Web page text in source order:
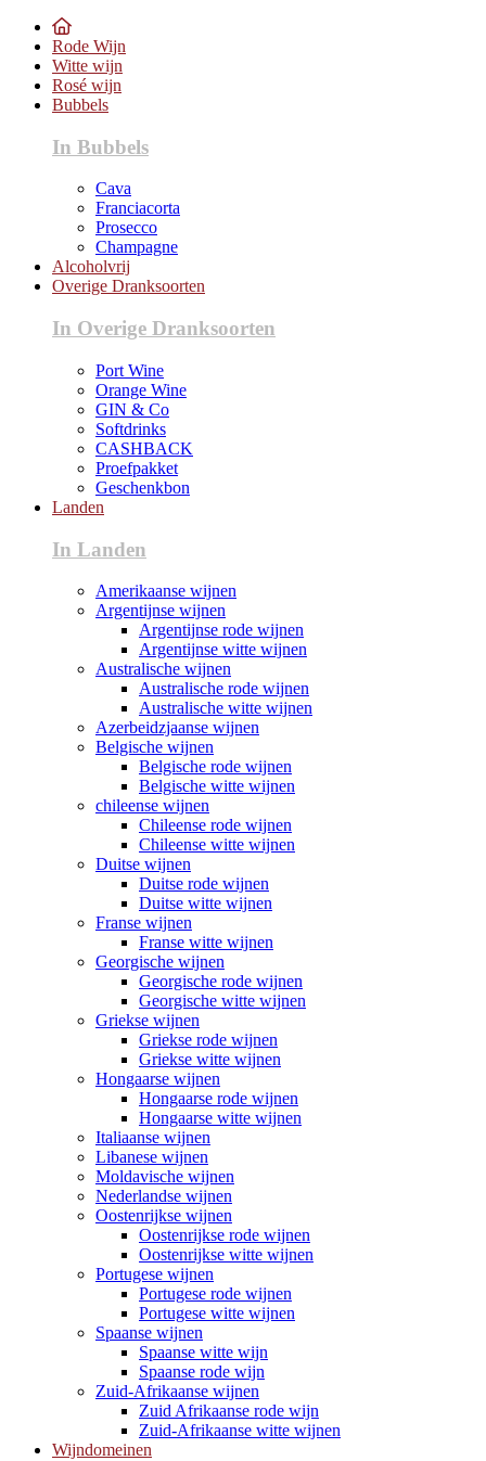
Rode Wijn
Witte wijn
Rosé wijn
Bubbels
In Bubbels
Cava
Franciacorta
Prosecco
Champagne
Alcoholvrij
Overige Dranksoorten
In Overige Dranksoorten
Port Wine
Orange Wine
GIN & Co
Softdrinks
CASHBACK
Proefpakket
Geschenkbon
Landen
In Landen
Amerikaanse wijnen
Argentijnse wijnen
Argentijnse rode wijnen
Argentijnse witte wijnen
Australische wijnen
Australische rode wijnen
Australische witte wijnen
Azerbeidzjaanse wijnen
Belgische wijnen
Belgische rode wijnen
Belgische witte wijnen
chileense wijnen
Chileense rode wijnen
Chileense witte wijnen
Duitse wijnen
Duitse rode wijnen
Duitse witte wijnen
Franse wijnen
Franse witte wijnen
Georgische wijnen
Georgische rode wijnen
Georgische witte wijnen
Griekse wijnen
Griekse rode wijnen
Griekse witte wijnen
Hongaarse wijnen
Hongaarse rode wijnen
Hongaarse witte wijnen
Italiaanse wijnen
Libanese wijnen
Moldavische wijnen
Nederlandse wijnen
Oostenrijkse wijnen
Oostenrijkse rode wijnen
Oostenrijkse witte wijnen
Portugese wijnen
Portugese rode wijnen
Portugese witte wijnen
Spaanse wijnen
Spaanse witte wijn
Spaanse rode wijn
Zuid-Afrikaanse wijnen
Zuid Afrikaanse rode wijn
Zuid-Afrikaanse witte wijnen
Wijndomeinen